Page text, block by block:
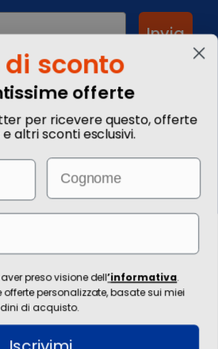
Kommentieren Sie Ihre
Informazioni Legali
Invia
Preise und Informationen können sich
ist die / die technische Leitung
Cesare Battisti, 28 - 39044 Egna (BZ) -
venditore Ignas Tour S.p.A., Largo Cesare
- Italia, P.IVA: 01652670215. Grundkapital
BZ-154275, E-Mail: ignastoursrl@mail-
di sconto
offerte
per ricevere questo, offerte
altri sconti esclusivi.
Email
preso visione dell’informativa.
offerte personalizzate, basate sui miei
di acquisto.